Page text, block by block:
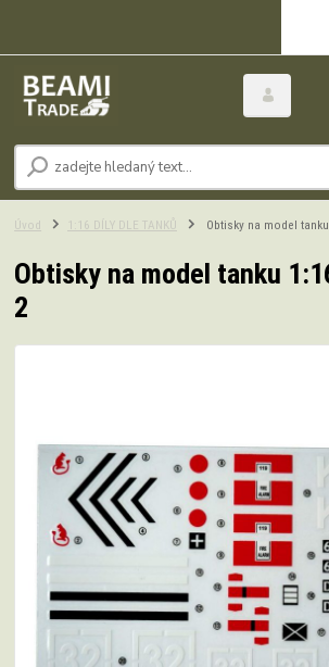
Úvod 1:16 DÍLY DLE TANKŮ Obtisky na model
Obtisky na model tanku
2